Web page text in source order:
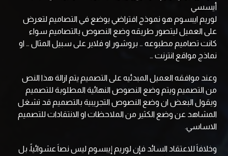
أيسسي
لوريم ايبسوم هو نموذج افتراضي يوضع في التصاميم لتعرض
على العميل ليتصور طريقه وضع النصوص بالتصاميم سواء
كانت تصاميم مطبوعه … بروشور او فلاير على سبيل المثال … او
نماذج مواقع انترنت …
وعند موافقه العميل المبدئيه على التصميم يتم ازالة هذا النص
من التصميم ويتم وضع النصوص النهائية المطلوبة للتصميم
ويقول البعض ان وضع النصوص التجريبية بالتصميم قد تشغل
المشاهد عن وضع الكثير من الملاحظات او الانتقادات للتصميم
الاساسي.
وخلافاَ للاعتقاد السائد فإن لوريم إيبسوم ليس نصاَ عشوائياً، بل